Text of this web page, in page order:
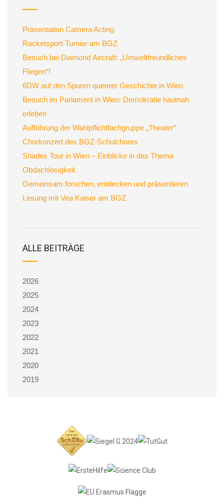
Präsentation Camera Acting
Racketsport-Turnier am BGZ
Besuch bei Diamond Aircraft: „Umweltfreundliches
Fliegen“!
6DW auf den Spuren queerer Geschichte in Wien
Besuch im Parlament in Wien: Demokratie hautnah
erleben
Aufführung der Wahlpflichtfachgruppe „Theater“
Chorkonzert des BGZ-Schulchores
Shades Tour in Wien – Einblicke in das Thema
Obdachlosigkeit
Gemeinsam forschen, entdecken und präsentieren
Lesung mit Vea Kaiser am BGZ
ALLE BEITRÄGE
2026
2025
2024
2023
2022
2021
2020
2019